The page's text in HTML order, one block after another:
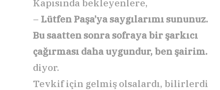
Kapısında bekleyenlere,
– Lütfen Paşa’ya saygılarımı sununuz.
Bu saatten sonra sofraya bir şarkıcı
çağırması daha uygundur, ben şairim.
diyor.
Tevkif için gelmiş olsalardı, bilirlerdi